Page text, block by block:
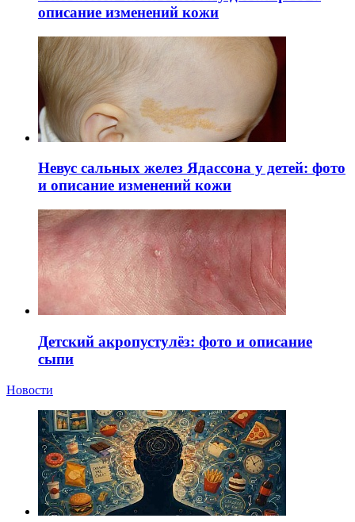
описание изменений кожи
Невус сальных желез Ядассона у детей: фото
и описание изменений кожи
Детский акропустулёз: фото и описание
сыпи
Новости